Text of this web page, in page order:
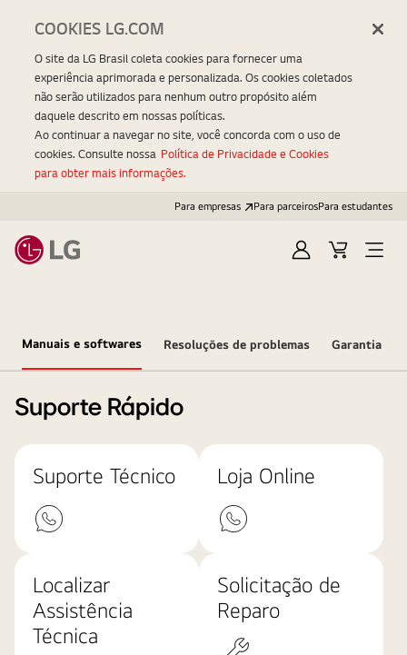
Para empresas Para parceirosPara estudantes
EntrarCarrinhoOpen
Manuais e softwares Resoluções de problemas Garantia
Suporte Rápido
Suporte Técnico Loja Online
Localizar
Assistência
Técnica
Solicitação de
Reparo
COOKIES LG.COM
O site da LG Brasil coleta cookies para fornecer uma
experiência aprimorada e personalizada. Os cookies coletados
não serão utilizados para nenhum outro propósito além
daquele descrito em nossas políticas.
Ao continuar a navegar no site, você concorda com o uso de
cookies. Consulte nossa Política de Privacidade e Cookies
para obter mais informações.